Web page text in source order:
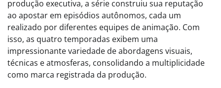
produção executiva, a série construiu sua reputação
ao apostar em episódios autônomos, cada um
realizado por diferentes equipes de animação. Com
isso, as quatro temporadas exibem uma
impressionante variedade de abordagens visuais,
técnicas e atmosferas, consolidando a multiplicidade
como marca registrada da produção.